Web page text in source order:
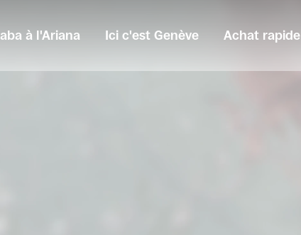
à l'Ariana Ici c'est Genève Achat rapide